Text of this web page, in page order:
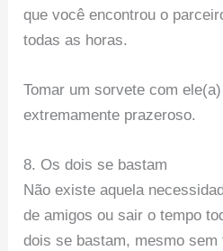
que você encontrou o
todas as horas.
Tomar um sorvete com
extremamente prazeroso.
8. Os dois se bastam
Não existe aquela
de amigos ou sair o tempo
dois se bastam, mesmo sem